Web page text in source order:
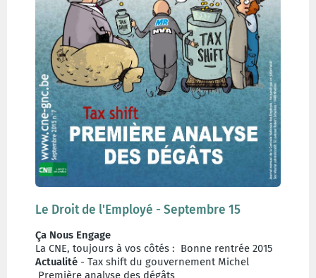
Le Droit de l'Employé - Septembre 15
Ça Nous Engage
La CNE, toujours à vos côtés : Bonne rentrée 2015
Actualité - Tax shift du gouvernement Michel
Première analyse des dégâts